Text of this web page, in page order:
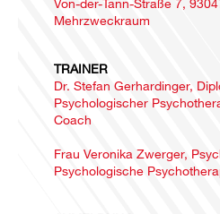
Von-der-Tann-Straße 7,
Mehrzweckraum
TRAINER
Dr. Stefan Gerhardinger,
Psychologischer
Coach
Frau Veronika Zwerger,
Psychologische